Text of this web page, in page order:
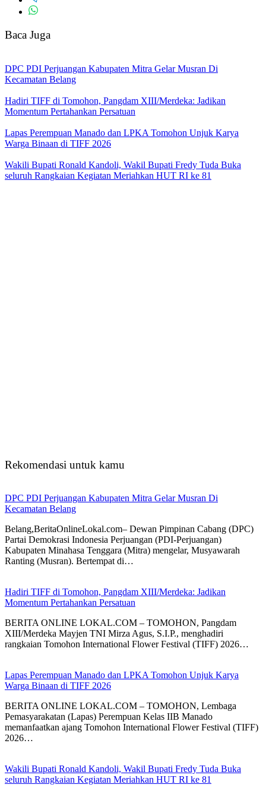
Baca Juga
DPC PDI Perjuangan Kabupaten Mitra Gelar Musran Di
Kecamatan Belang
Hadiri TIFF di Tomohon, Pangdam XIII/Merdeka: Jadikan
Momentum Pertahankan Persatuan
Lapas Perempuan Manado dan LPKA Tomohon Unjuk Karya
Warga Binaan di TIFF 2026
Wakili Bupati Ronald Kandoli, Wakil Bupati Fredy Tuda Buka
seluruh Rangkaian Kegiatan Meriahkan HUT RI ke 81
Rekomendasi untuk kamu
DPC PDI Perjuangan Kabupaten Mitra Gelar Musran Di
Kecamatan Belang
Belang,BeritaOnlineLokal.com– Dewan Pimpinan Cabang (DPC)
Partai Demokrasi Indonesia Perjuangan (PDI-Perjuangan)
Kabupaten Minahasa Tenggara (Mitra) mengelar, Musyawarah
Ranting (Musran). Bertempat di…
Hadiri TIFF di Tomohon, Pangdam XIII/Merdeka: Jadikan
Momentum Pertahankan Persatuan
BERITA ONLINE LOKAL.COM – ​TOMOHON, Pangdam
XIII/Merdeka Mayjen TNI Mirza Agus, S.I.P., menghadiri
rangkaian Tomohon International Flower Festival (TIFF) 2026…
Lapas Perempuan Manado dan LPKA Tomohon Unjuk Karya
Warga Binaan di TIFF 2026
BERITA ONLINE LOKAL.COM – ​TOMOHON, Lembaga
Pemasyarakatan (Lapas) Perempuan Kelas IIB Manado
memanfaatkan ajang Tomohon International Flower Festival (TIFF)
2026…
Wakili Bupati Ronald Kandoli, Wakil Bupati Fredy Tuda Buka
seluruh Rangkaian Kegiatan Meriahkan HUT RI ke 81